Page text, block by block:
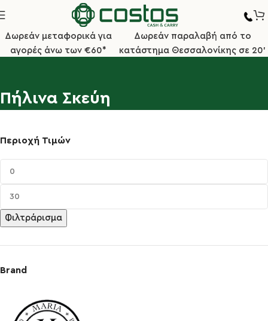
Δωρεάν μεταφορικά για
αγορές άνω των €60*
Δωρεάν παραλαβή από το
κατάστημα Θεσσαλονίκης σε 20'
Πήλινα Σκεύη
Περιοχή Τιμών
Φιλτράρισμα
Brand